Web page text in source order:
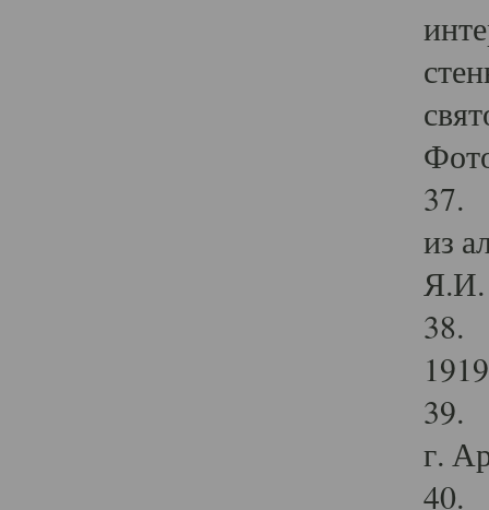
37.
из
Я.И.
38.
39.
г.
40.